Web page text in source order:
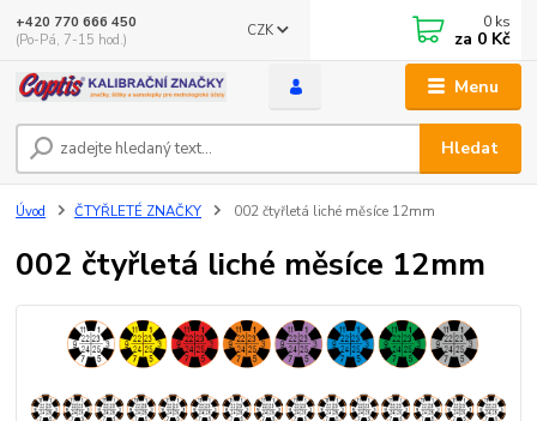
Menu
CZK
Hledat
+420 770 666 450
(Po-Pá, 7-15 hod.)
0 ks
za 0 Kč
Úvod ČTYŘLETÉ ZNAČKY 002 čtyřletá liché měsíce 12mm
002 čtyřletá liché měsíce 12mm